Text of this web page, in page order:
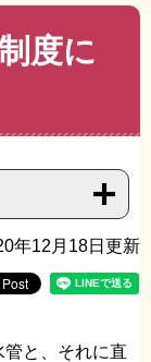
度に
年12月18日更新
と、それに直